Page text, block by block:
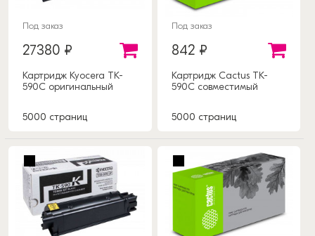
Под заказ
27380 ₽
Картридж Kyocera TK-
590C оригинальный
5000 страниц
Под заказ
842 ₽
Картридж Cactus TK-
590C совместимый
5000 страниц